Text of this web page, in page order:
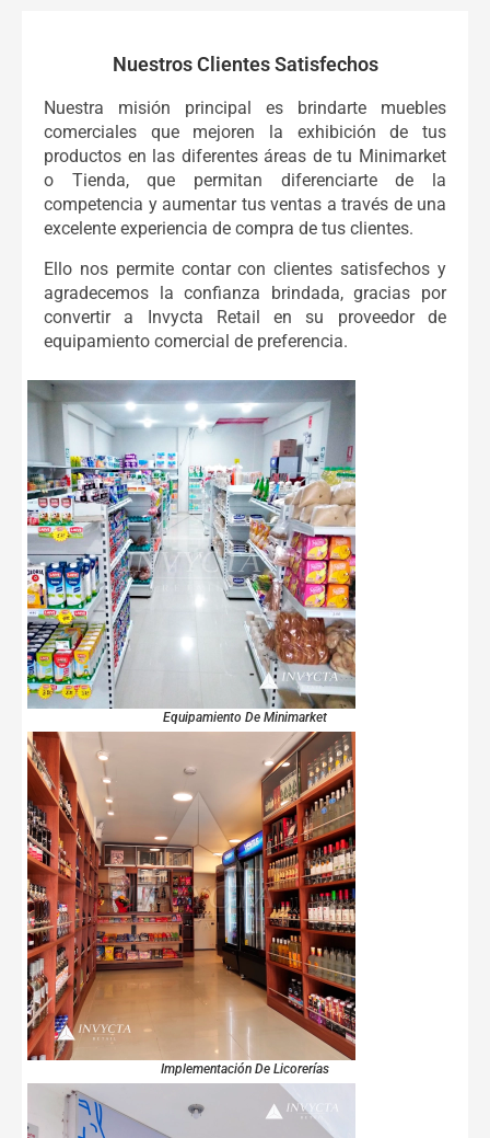
Nuestros Clientes Satisfechos
Nuestra misión principal es brindarte muebles
comerciales que mejoren la exhibición de tus
productos en las diferentes áreas de tu Minimarket
o Tienda, que permitan diferenciarte de la
competencia y aumentar tus ventas a través de una
excelente experiencia de compra de tus clientes.
Ello nos permite contar con clientes satisfechos y
agradecemos la confianza brindada, gracias por
convertir a Invycta Retail en su proveedor de
equipamiento comercial de preferencia.
Equipamiento De Minimarket
Implementación De Licorerías